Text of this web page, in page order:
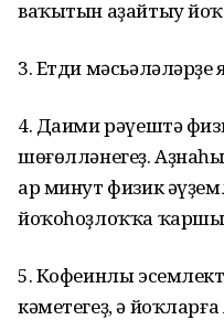
ваҡытын аҙайтыу
3. Етди
4. Даими рәүештә
шөғөлләнегеҙ.
ар минут физик
йоҡоһоҙлоҡҡа
5. Кофеинлы
кәметегеҙ, ә